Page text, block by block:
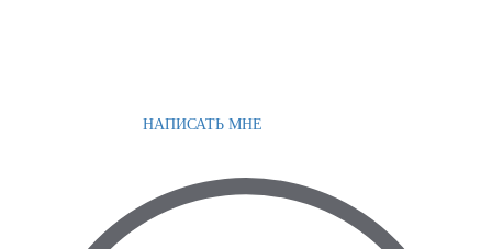
НАПИСАТЬ МНЕ